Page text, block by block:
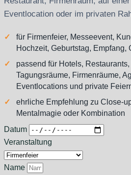
Eventlocation oder im privaten
für Firmenfeier, Messeevent,
Hochzeit, Geburtstag, Empfang,
passend für Hotels,
Tagungsräume, Firmenräume,
Eventlocations und private
ehrliche Empfehlung zu Close-
Mentalmagie oder Kombination
Datum
Veranstaltung
Name